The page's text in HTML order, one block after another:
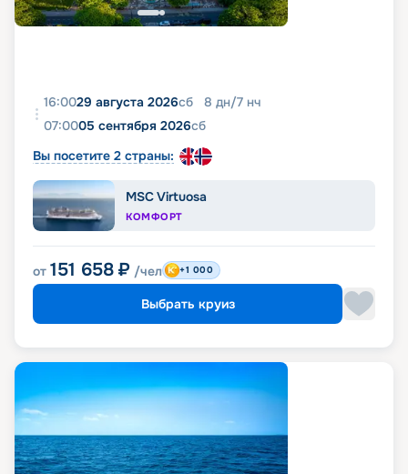
16:0029 августа 2026сб 8 дн/7 нч
07:0005 сентября 2026сб
Вы посетите 2 страны:
MSC Virtuosa
КОМФОРТ
от 151 658 ₽ /чел +1 000
Выбрать круиз